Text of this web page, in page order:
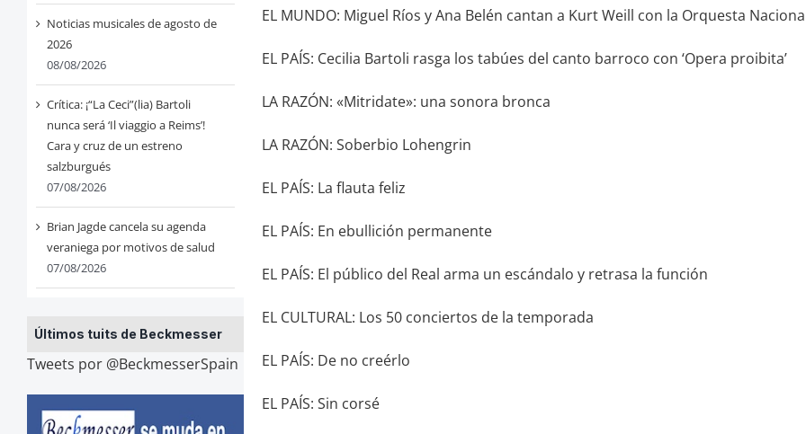
Noticias musicales de agosto de
2026
08/08/2026
Crítica: ¡“La Ceci”(lia) Bartoli
nunca será ‘Il viaggio a Reims’!
Cara y cruz de un estreno
salzburgués
07/08/2026
Brian Jagde cancela su agenda
veraniega por motivos de salud
07/08/2026
Últimos tuits de Beckmesser
Tweets por @BeckmesserSpain
EL MUNDO: Miguel Ríos y Ana Belén cantan a Kurt Weill con la Orquesta
EL PAÍS: Cecilia Bartoli rasga los tabúes del canto barroco con ‘Opera proibita’
LA RAZÓN: «Mitridate»: una sonora bronca
LA RAZÓN: Soberbio Lohengrin
EL PAÍS: La flauta feliz
EL PAÍS: En ebullición permanente
EL PAÍS: El público del Real arma un escándalo y retrasa la función
EL CULTURAL: Los 50 conciertos de la temporada
EL PAÍS: De no creérlo
EL PAÍS: Sin corsé